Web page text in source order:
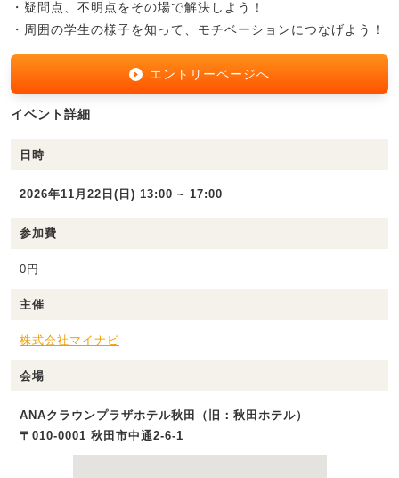
・疑問点、不明点をその場で解決しよう！
・周囲の学生の様子を知って、モチベーションにつなげよう！
エントリーページへ
イベント詳細
日時
2026年11月22日(日) 13:00 ~ 17:00
参加費
0円
主催
株式会社マイナビ
会場
ANAクラウンプラザホテル秋田（旧：秋田ホテル）
〒010-0001 秋田市中通2-6-1